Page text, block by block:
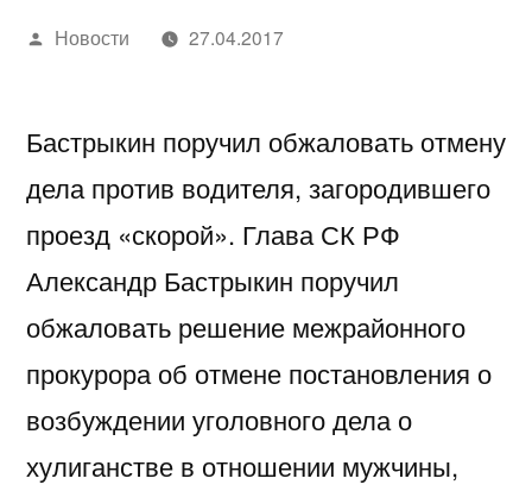
Написано
Новости 27.04.2017
Бастрыкин поручил обжаловать отмену
дела против водителя, загородившего
проезд «скорой». Глава СК РФ
Александр Бастрыкин поручил
обжаловать решение межрайонного
прокурора об отмене постановления о
возбуждении уголовного дела о
хулиганстве в отношении мужчины,